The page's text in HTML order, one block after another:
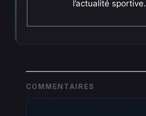
l’actualité sportive.
COMMENTAIRES